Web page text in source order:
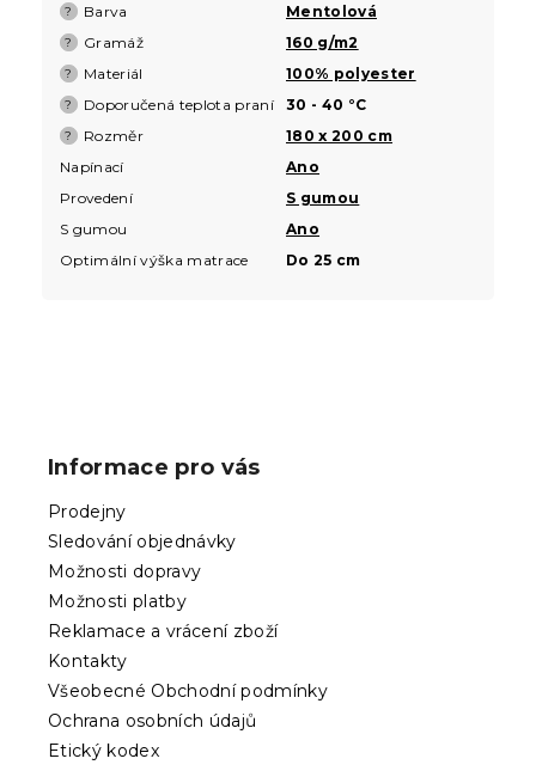
? Barva Mentolová
? Gramáž 160 g/m2
? Materiál 100% polyester
? Doporučená teplota praní 30 - 40 °C
? Rozměr
180 x 200 cm
Napínací
Ano
Provedení
S gumou
S gumou
Ano
Optimální výška matrace
Do 25 cm
Informace pro vás
Prodejny
Sledování objednávky
Možnosti dopravy
Možnosti platby
Reklamace a vrácení zboží
Kontakty
Všeobecné Obchodní podmínky
Ochrana osobních údajů
Etický kodex